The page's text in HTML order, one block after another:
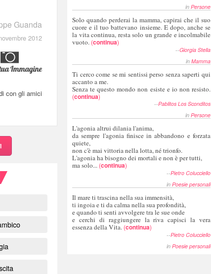
Guanda
2012
Immagine
con gli amici
in Persone
Solo quando perderai la mamma, capirai che il suo
cuore e il tuo battevano insieme. E dopo, anche se
la vita continua, resta solo un grande e incolmabile
vuoto. (continua)
--Giorgia Stella
in Mamma
Ti cerco come se mi sentissi perso senza saperti qui
accanto a me.
Senza te questo mondo non esiste e io non resisto.
(continua)
--Pablitos Los Sconditos
in Persone
L'agonia altrui dilania l'anima,
da sempre l'agonia finisce in abbandono e forzata
quiete,
non c'è mai vittoria nella lotta, né trionfo.
L'agonia ha bisogno dei mortali e non è per tutti,
ma solo... (continua)
--Pietro Colucciello
in Poesie personali
Il mare ti trascina nella sua immensità,
ti ingoia e ti da calma nella sua profondità,
e quando ti senti avvolgere tra le sue onde
e cerchi di raggiungere la riva capisci la vera
essenza della Vita. (continua)
--Pietro Colucciello
in Poesie personali